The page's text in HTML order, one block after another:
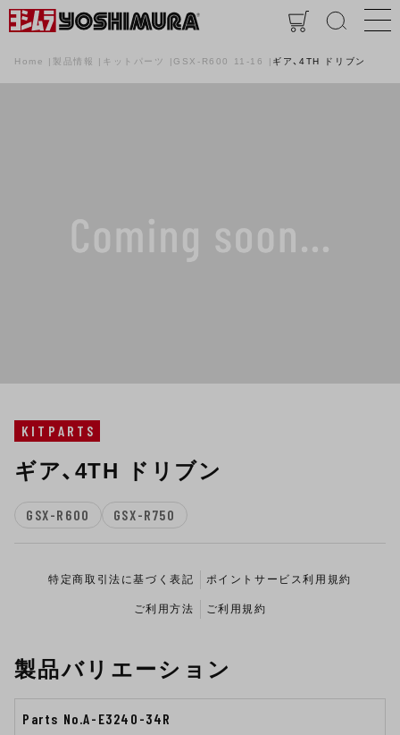
Home 製品情報 キットパーツ GSX-R600 11-16 ギア、4TH ドリブン
KITPARTS
ギア、4TH ドリブン
GSX-R600 GSX-R750
特定商取引法に基づく表記 ポイントサービス利用規約
ご利用方法 ご利用規約
製品バリエーション
Parts No.A-E3240-34R